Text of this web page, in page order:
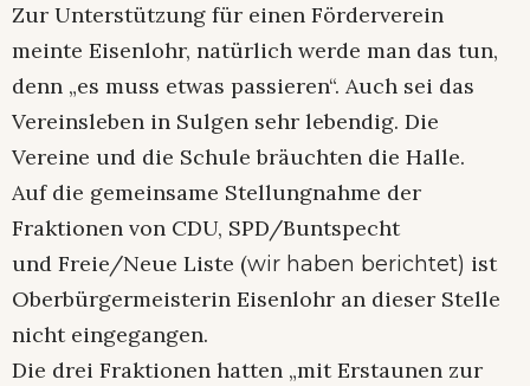
Zur Unterstützung für einen Förderverein
meinte Eisenlohr, natürlich werde man das tun,
denn „es muss etwas passieren“. Auch sei das
Vereinsleben in Sulgen sehr lebendig. Die
Vereine und die Schule bräuchten die Halle.
Auf die gemeinsame Stellungnahme der
Fraktionen von CDU, SPD/Buntspecht
und Freie/Neue Liste (wir haben berichtet) ist
Oberbürgermeisterin Eisenlohr an dieser Stelle
nicht eingegangen.
Die drei Fraktionen hatten „mit Erstaunen zur